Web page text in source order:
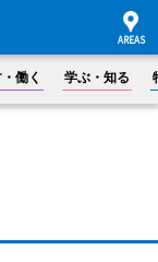
働く 学ぶ・知る